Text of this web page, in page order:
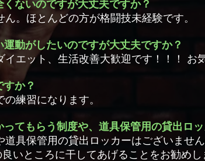
くないのですが大丈夫ですか？
ん。ほとんどの方が格闘技未経験です。
運動がしたいのですが大丈夫ですか？
イエット、生活改善大歓迎です！！！ お
すか？
練習になります。
ってもらう制度や、道具保管用の貸出ロ
道具保管用の貸出ロッカーはございませ
いところに干してあげることをお勧めし